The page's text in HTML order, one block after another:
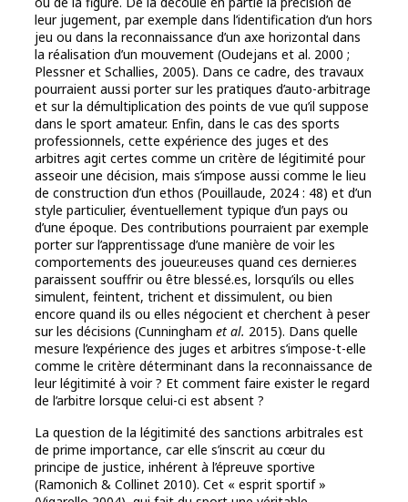
leur jugement, par exemple dans l’identification d’un hors
jeu ou dans la reconnaissance d’un axe horizontal dans
la réalisation d’un mouvement (Oudejans et al. 2000 ;
Plessner et Schallies, 2005). Dans ce cadre, des travaux
pourraient aussi porter sur les pratiques d’auto-arbitrage
et sur la démultiplication des points de vue qu’il suppose
dans le sport amateur. Enfin, dans le cas des sports
professionnels, cette expérience des juges et des
arbitres agit certes comme un critère de légitimité pour
asseoir une décision, mais s’impose aussi comme le lieu
de construction d’un ethos (Pouillaude, 2024 : 48) et d’un
style particulier, éventuellement typique d’un pays ou
d’une époque. Des contributions pourraient par exemple
porter sur l’apprentissage d’une manière de voir les
comportements des joueur.euses quand ces dernier.es
paraissent souffrir ou être blessé.es, lorsqu’ils ou elles
simulent, feintent, trichent et dissimulent, ou bien
encore quand ils ou elles négocient et cherchent à peser
sur les décisions (Cunningham et al. 2015). Dans quelle
mesure l’expérience des juges et arbitres s’impose-t-elle
comme le critère déterminant dans la reconnaissance de
leur légitimité à voir ? Et comment faire exister le regard
de l’arbitre lorsque celui-ci est absent ?
La question de la légitimité des sanctions arbitrales est
de prime importance, car elle s’inscrit au cœur du
principe de justice, inhérent à l’épreuve sportive
(Ramonich & Collinet 2010). Cet « esprit sportif »